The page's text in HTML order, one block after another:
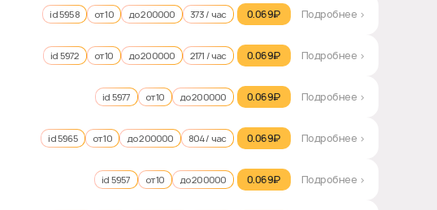
id 5958 от 10 до 200000 373 / час 0.069₽‎ Подробнее >
id 5972 от 10 до 200000 2171 / час 0.069₽‎ Подробнее >
id 5977 от 10 до 200000 0.069₽‎ Подробнее >
id 5965 от 10 до 200000 804 / час 0.069₽‎ Подробнее >
id 5957 от 10 до 200000 0.069₽‎ Подробнее >